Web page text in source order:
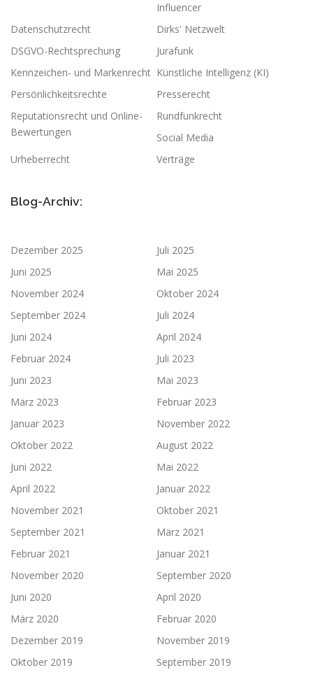
Influencer
Datenschutzrecht
Dirks' Netzwelt
DSGVO-Rechtsprechung
Jurafunk
Kennzeichen- und Markenrecht Künstliche Intelligenz (KI)
Persönlichkeitsrechte
Presserecht
Reputationsrecht und Online-
Bewertungen
Rundfunkrecht
Social Media
Urheberrecht
Verträge
Blog-Archiv:
Dezember 2025
Juli 2025
Juni 2025
Mai 2025
November 2024
Oktober 2024
September 2024
Juli 2024
Juni 2024
April 2024
Februar 2024
Juli 2023
Juni 2023
Mai 2023
März 2023
Februar 2023
Januar 2023
November 2022
Oktober 2022
August 2022
Juni 2022
Mai 2022
April 2022
Januar 2022
November 2021
Oktober 2021
September 2021
März 2021
Februar 2021
Januar 2021
November 2020
September 2020
Juni 2020
April 2020
März 2020
Februar 2020
Dezember 2019
November 2019
Oktober 2019
September 2019